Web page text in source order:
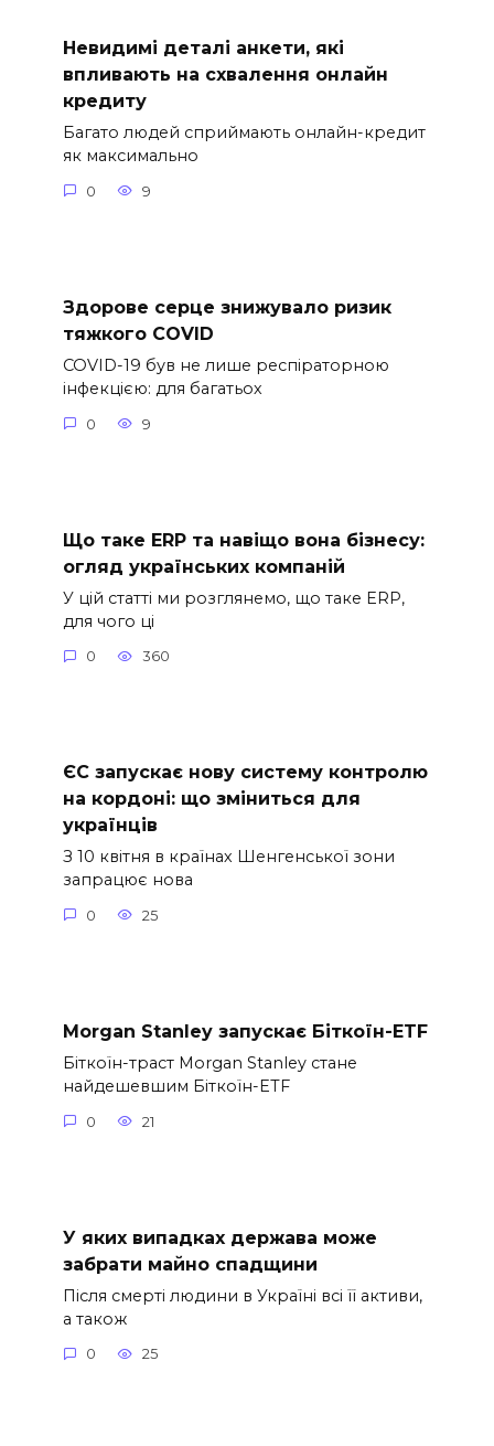
Невидимі деталі анкети, які
впливають на схвалення онлайн
кредиту
Багато людей сприймають онлайн-кредит
як максимально
0 9
Здорове серце знижувало ризик
тяжкого COVID
COVID-19 був не лише респіраторною
інфекцією: для багатьох
0 9
Що таке ERP та навіщо вона бізнесу:
огляд українських компаній
У цій статті ми розглянемо, що таке ERP,
для чого ці
0 360
ЄС запускає нову систему контролю
на кордоні: що зміниться для
українців
З 10 квітня в країнах Шенгенської зони
запрацює нова
0 25
Morgan Stanley запускає Біткоїн-ETF
Біткоїн-траст Morgan Stanley стане
найдешевшим Біткоїн-ETF
0 21
У яких випадках держава може
забрати майно спадщини
Після смерті людини в Україні всі її активи,
а також
0 25